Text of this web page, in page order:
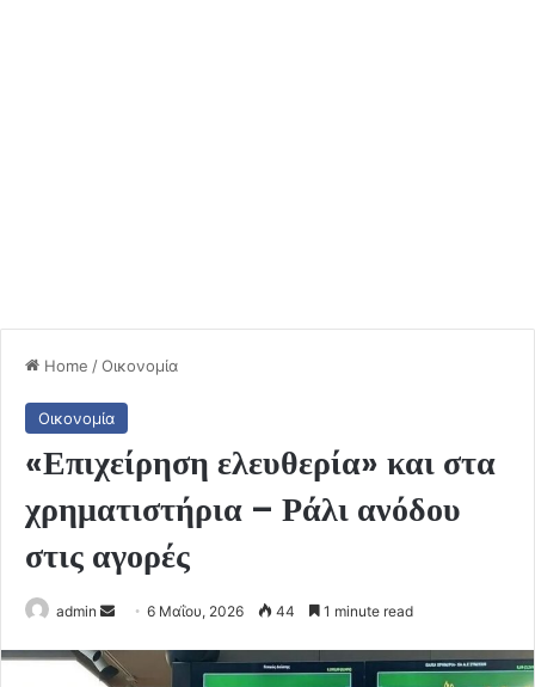
Home /Οικονομία
Οικονομία
«Επιχείρηση ελευθερία» και στα
χρηματιστήρια – Ράλι ανόδου
στις αγορές
admin
Send
email
6 Μαΐου, 2026 44 1 minute read